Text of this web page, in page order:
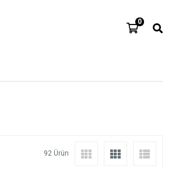
0
92 Ürün